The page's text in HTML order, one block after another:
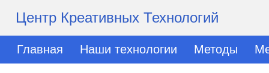
Центр Креативных Технологий
Главная Наши технологии Методы